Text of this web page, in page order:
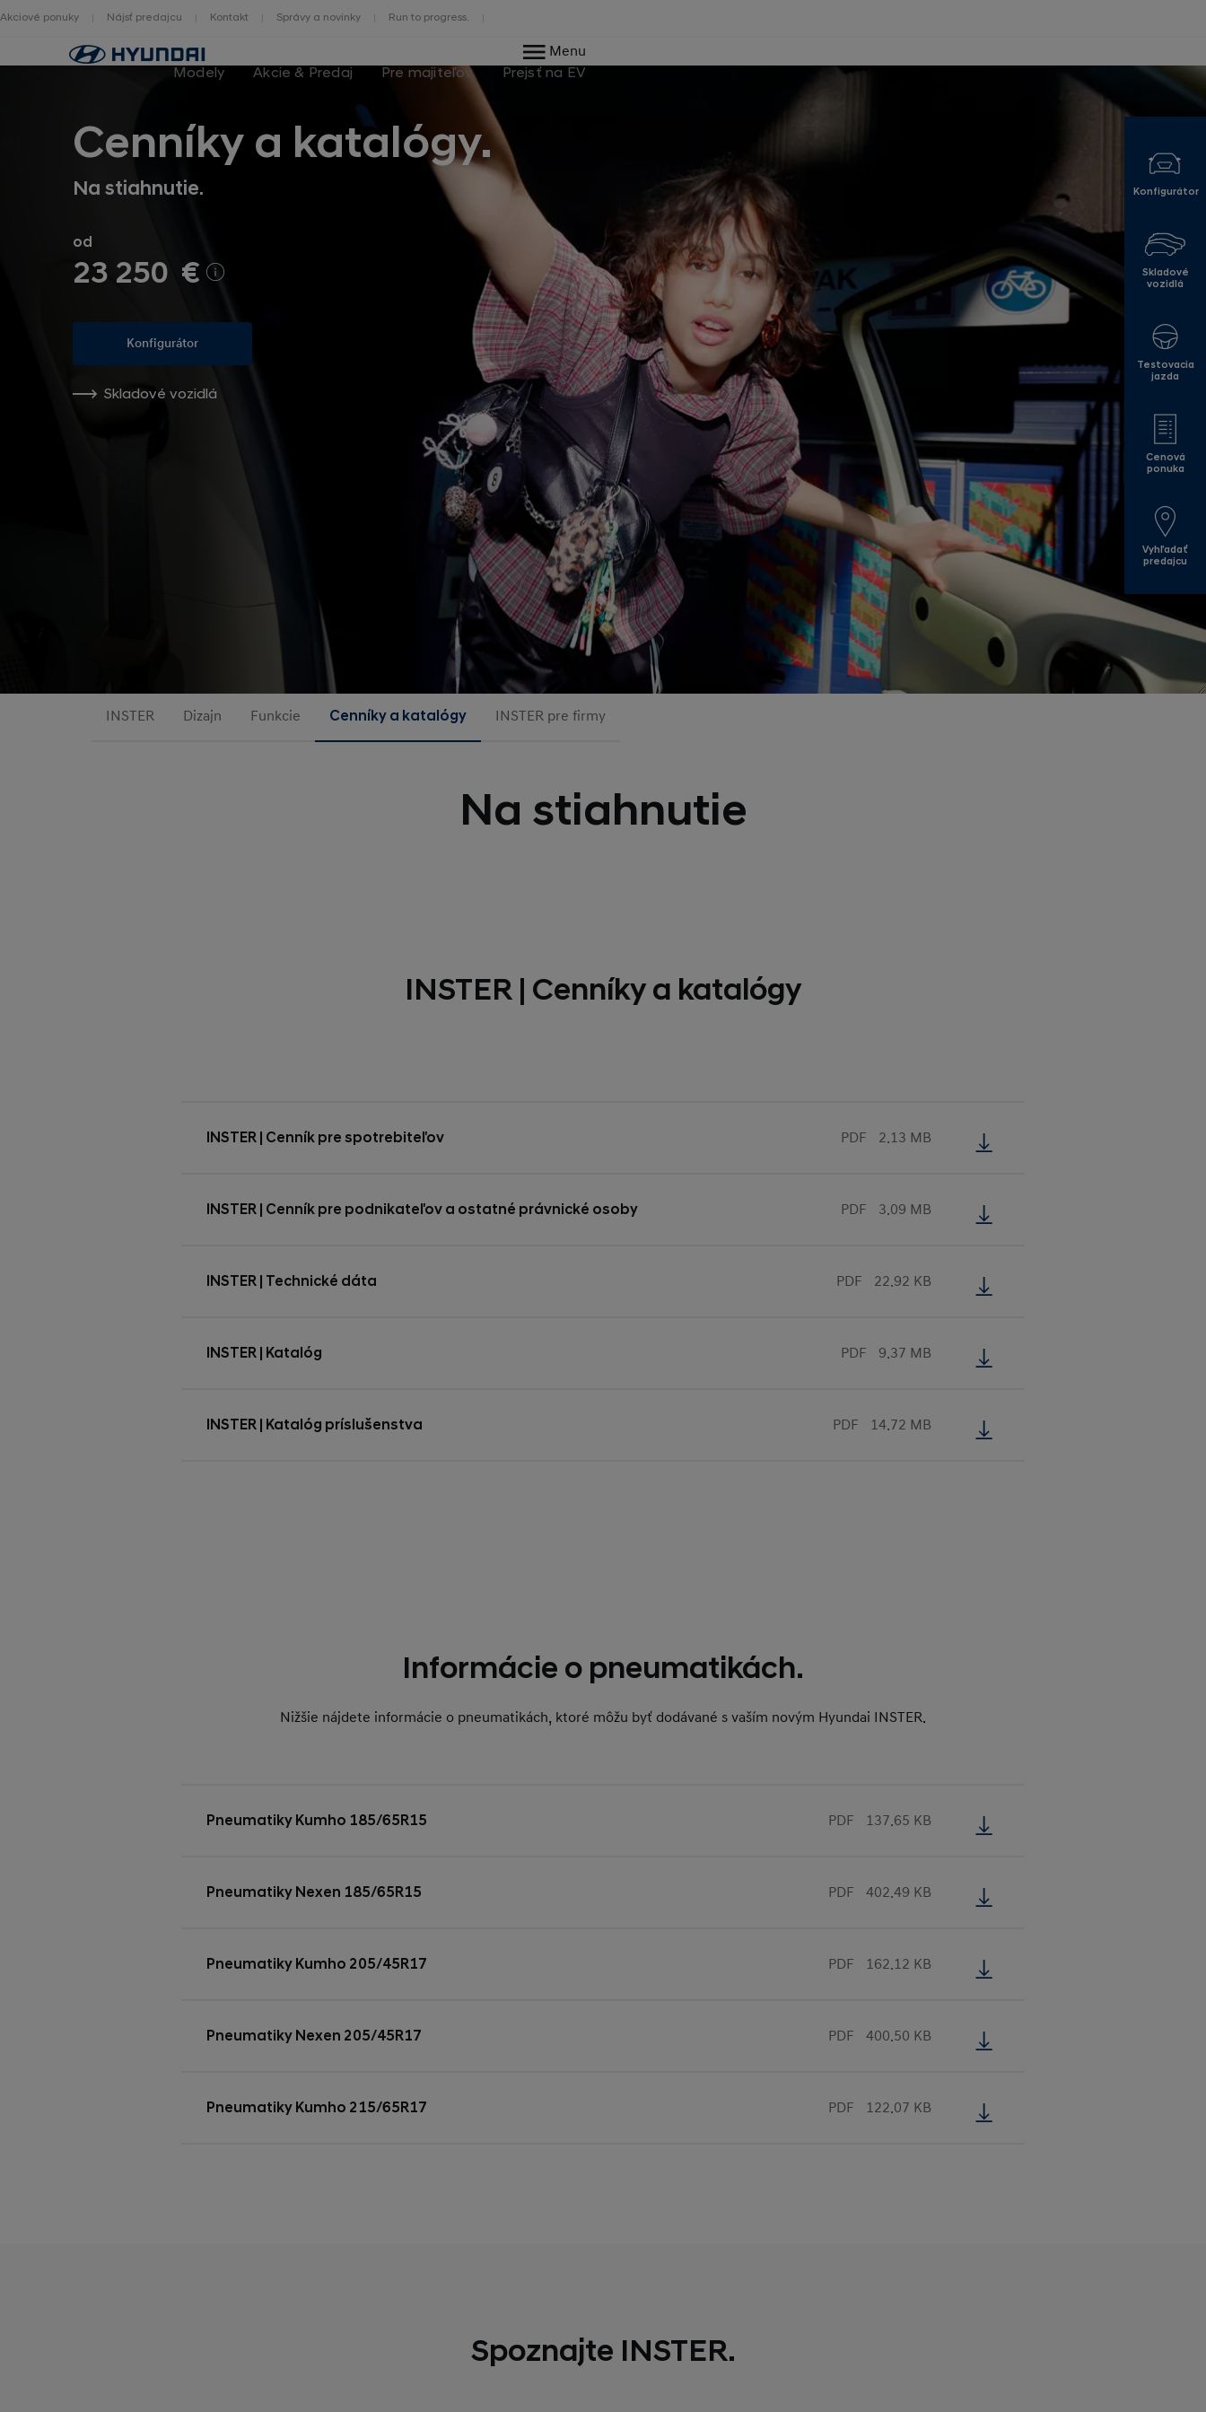
Akciové ponuky Nájsť predajcu Kontakt Správy a novinky Run to progress.
Hlavná
stránka
Modely Akcie & Predaj Pre majiteľov Prejsť na EV
Menu
Cenníky a katalógy.
Na stiahnutie.
od
23 250 €
Konfigurátor
Skladové vozidlá
INSTER Dizajn Funkcie Cenníky a katalógy INSTER pre firmy
Na stiahnutie
Konfigurátor
Skladové
vozidlá
Testovacia
jazda
Cenová
ponuka
Vyhľadať
predajcu
INSTER | Cenníky a katalógy
INSTER | Cenník pre spotrebiteľov PDF 2.13 MB
INSTER | Cenník pre podnikateľov a ostatné právnické osoby PDF 3.09 MB
INSTER | Technické dáta PDF 22.92 KB
INSTER | Katalóg PDF 9.37 MB
INSTER | Katalóg príslušenstva PDF 14.72 MB
Informácie o pneumatikách.
Nižšie nájdete informácie o pneumatikách, ktoré môžu byť dodávané s vaším novým Hyundai INSTER.
Pneumatiky Kumho 185/65R15 PDF 137.65 KB
Pneumatiky Nexen 185/65R15 PDF 402.49 KB
Pneumatiky Kumho 205/45R17 PDF 162.12 KB
Pneumatiky Nexen 205/45R17 PDF 400.50 KB
Pneumatiky Kumho 215/65R17 PDF 122.07 KB
Spoznajte INSTER.